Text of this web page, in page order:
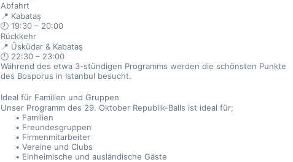
Abfahrt
📍 Kabataş
🕗 19:30 – 20:00
Rückkehr
📍 Üsküdar & Kabataş
🕚 22:30 – 23:00
Während des etwa 3-stündigen Programms werden die schönsten Punkte
des Bosporus in Istanbul besucht.
Ideal für Familien und Gruppen
Unser Programm des 29. Oktober Republik-Balls ist ideal für;
Familien
Freundesgruppen
Firmenmitarbeiter
Vereine und Clubs
Einheimische und ausländische Gäste